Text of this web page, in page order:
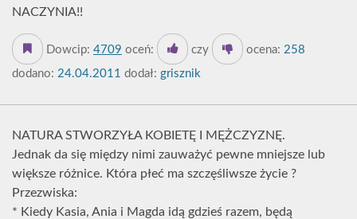
NACZYNIA!!
Dowcip: 4709 oceń: czy ocena: 258
dodano: 24.04.2011 dodał: grisznik
NATURA STWORZYŁA KOBIETĘ I MĘŻCZYZNĘ.
Jednak da się między nimi zauważyć pewne mniejsze lub
większe różnice. Która płeć ma szczęśliwsze życie ?
Przezwiska:
* Kiedy Kasia, Ania i Magda idą gdzieś razem, będą